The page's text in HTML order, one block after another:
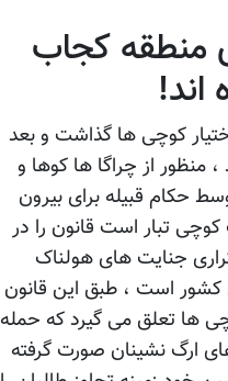
منطقه کجاب
اند!
کوچی ها گذاشت و بعد
از چراگا ها کوها و
حکام قبیله برای بیرون
تبار است قانون را در
جنایت های هولناک
کشور است ، طبق این قانون
ها تعلق می گیرد که حمله
ارگ نشینان صورت گرفته